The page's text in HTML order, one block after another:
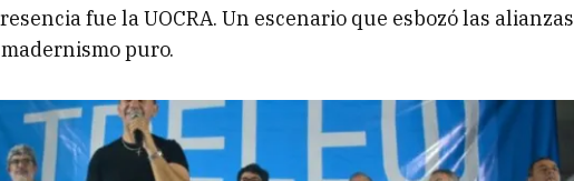
fue la UOCRA. Un escenario que esbozó las alianzas
puro.